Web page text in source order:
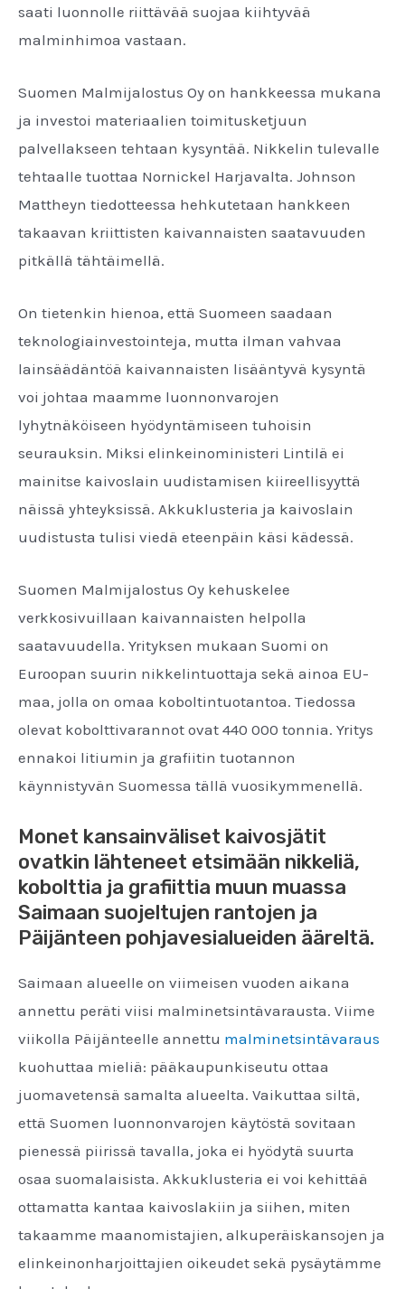
saati luonnolle riittävää suojaa kiihtyvää
malminhimoa vastaan.
Suomen Malmijalostus Oy on hankkeessa mukana
ja investoi materiaalien toimitusketjuun
palvellakseen tehtaan kysyntää. Nikkelin tulevalle
tehtaalle tuottaa Nornickel Harjavalta. Johnson
Mattheyn tiedotteessa hehkutetaan hankkeen
takaavan kriittisten kaivannaisten saatavuuden
pitkällä tähtäimellä.
On tietenkin hienoa, että Suomeen saadaan
teknologiainvestointeja, mutta ilman vahvaa
lainsäädäntöä kaivannaisten lisääntyvä kysyntä
voi johtaa maamme luonnonvarojen
lyhytnäköiseen hyödyntämiseen tuhoisin
seurauksin. Miksi elinkeinoministeri Lintilä ei
mainitse kaivoslain uudistamisen kiireellisyyttä
näissä yhteyksissä. Akkuklusteria ja kaivoslain
uudistusta tulisi viedä eteenpäin käsi kädessä.
Suomen Malmijalostus Oy kehuskelee
verkkosivuillaan kaivannaisten helpolla
saatavuudella. Yrityksen mukaan Suomi on
Euroopan suurin nikkelintuottaja sekä ainoa EU-
maa, jolla on omaa koboltintuotantoa. Tiedossa
olevat kobolttivarannot ovat 440 000 tonnia. Yritys
ennakoi litiumin ja grafiitin tuotannon
käynnistyvän Suomessa tällä vuosikymmenellä.
Monet kansainväliset kaivosjätit
ovatkin lähteneet etsimään nikkeliä,
kobolttia ja grafiittia muun muassa
Saimaan suojeltujen rantojen ja
Päijänteen pohjavesialueiden ääreltä.
Saimaan alueelle on viimeisen vuoden aikana
annettu peräti viisi malminetsintävarausta. Viime
viikolla Päijänteelle annettu malminetsintävaraus
kuohuttaa mieliä: pääkaupunkiseutu ottaa
juomavetensä samalta alueelta. Vaikuttaa siltä,
että Suomen luonnonvarojen käytöstä sovitaan
pienessä piirissä tavalla, joka ei hyödytä suurta
osaa suomalaisista. Akkuklusteria ei voi kehittää
ottamatta kantaa kaivoslakiin ja siihen, miten
takaamme maanomistajien, alkuperäiskansojen ja
elinkeinonharjoittajien oikeudet sekä pysäytämme